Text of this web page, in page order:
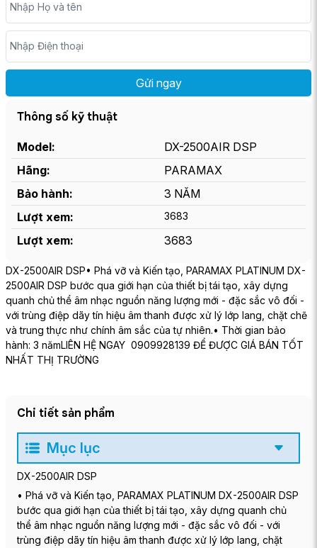
Nhập Họ và tên
Nhập Điện thoại
Thông số kỹ thuật
Model:
DX-2500AIR DSP
Hãng:
PARAMAX
Bảo hành:
3 NĂM
Lượt xem:
3683
Lượt xem: 3683
DX-2500AIR DSP• Phá vỡ và Kiến tạo, PARAMAX PLATINUM DX-
2500AIR DSP bước qua giới hạn của thiết bị tái tạo, xây dựng
quanh chủ thể âm nhạc nguồn năng lượng mới - đặc sắc vô đối -
với trùng điệp dãy tín hiệu âm thanh được xử lý lớp lang, chặt chẽ
và trung thực như chính âm sắc của tự nhiên.• Thời gian bảo
hành: 3 nămLIÊN HỆ NGAY 0909928139 ĐỂ ĐƯỢC GIÁ BÁN TỐT
NHẤT THỊ TRƯỜNG
Chi tiết sản phẩm
Mục lục
DX-2500AIR DSP
• Phá vỡ và Kiến tạo, PARAMAX PLATINUM DX-2500AIR DSP
bước qua giới hạn của thiết bị tái tạo, xây dựng quanh chủ
thể âm nhạc nguồn năng lượng mới - đặc sắc vô đối - với
trùng điệp dãy tín hiệu âm thanh được xử lý lớp lang, chặt